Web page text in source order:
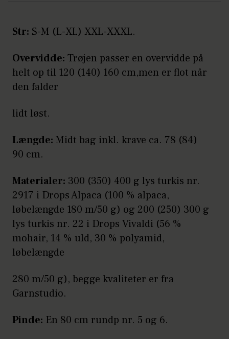
Str: S-M (L-XL) XXL-XXXL.
Overvidde: Trøjen passer en overvidde på
helt op til 120 (140) 160 cm,men er flot når
den falder
lidt løst.
Længde: Midt bag inkl. krave ca. 78 (84)
90 cm.
Materialer: 300 (350) 400 g lys turkis nr.
2917 i Drops Alpaca (100 % alpaca,
løbelængde 180 m/50 g) og 200 (250) 300 g
lys turkis nr. 22 i Drops Vivaldi (56 %
mohair, 14 % uld, 30 % polyamid,
løbelængde
280 m/50 g), begge kvaliteter er fra
Garnstudio.
Pinde: En 80 cm rundp nr. 5 og 6.